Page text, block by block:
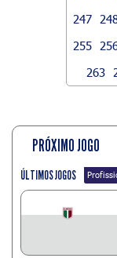
247
255
263
PRÓXIMO JOGO
ÚLTIMOS JOGOS